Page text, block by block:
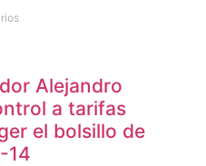
Alejandro
a tarifas
el bolsillo de
14